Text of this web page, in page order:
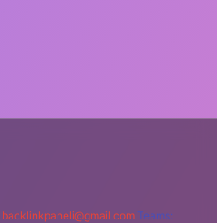
backlinkpaneli@gmail.com Teams: